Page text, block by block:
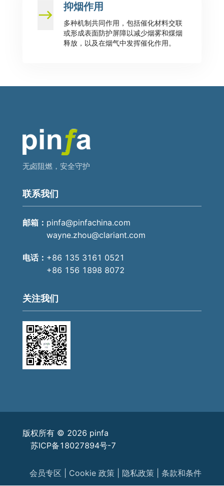
抑烟作用
多种机制共同作用，包括催化材料交联
或形成表面防护屏障以减少烟雾和煤烟
释放，以及在烟气中发挥催化作用。
无卤阻燃，安全守护
联系我们
邮箱： pinfa@pinfachina.com
wayne.zhou@clariant.com
电话： +86 135 3161 0521
+86 156 1898 8072
关注我们
版权所有 © 2026 pinfa
苏ICP备18027894号-7
会员专区 Cookie 政策 隐私政策 条款和条件